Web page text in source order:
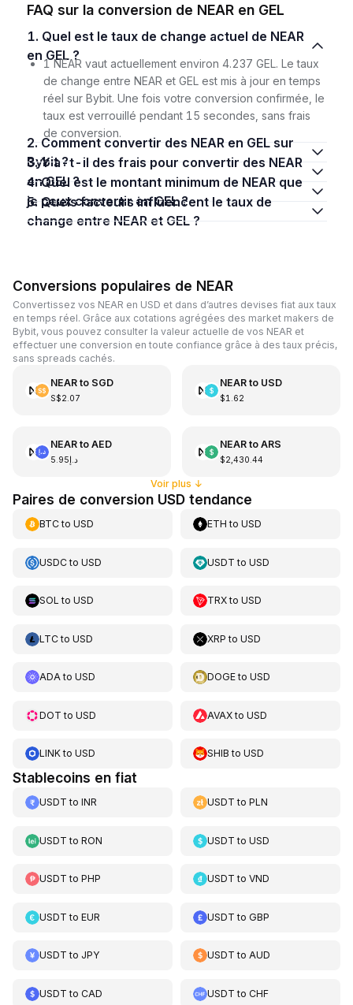
FAQ sur la conversion de NEAR en GEL
1. Quel est le taux de change actuel de NEAR
en GEL ?
1 NEAR vaut actuellement environ 4.237 GEL. Le taux
de change entre NEAR et GEL est mis à jour en temps
réel sur Bybit. Une fois votre conversion confirmée, le
taux est verrouillé pendant 15 secondes, sans frais
de conversion.
2. Comment convertir des NEAR en GEL sur
Bybit ?
3. Y a-t-il des frais pour convertir des NEAR
en GEL ?
4. Quel est le montant minimum de NEAR que
je peux convertir en GEL ?
5. Quels facteurs influencent le taux de
change entre NEAR et GEL ?
Conversions populaires de NEAR
Convertissez vos NEAR en USD et dans d’autres devises fiat aux taux
en temps réel. Grâce aux cotations agrégées des market makers de
Bybit, vous pouvez consulter la valeur actuelle de vos NEAR et
effectuer une conversion en toute confiance grâce à des taux précis,
sans spreads cachés.
NEARto SGD
S$2.07
NEARto USD
$1.62
NEARto AED
د.إ5.95
NEARto ARS
$2,430.44
Voir plus ↓
Paires de conversion USD tendance
BTCto USD ETH toUSD
USDCto USD USDT toUSD
SOL to USD TRXtoUSD
LTCto USD XRP toUSD
ADAto USD DOGEtoUSD
DOT to USD AVAXtoUSD
LINKto USD SHIB toUSD
Stablecoins en fiat
USDT to INR USDT toPLN
USDT to RON USDT toUSD
USDT to PHP USDT toVND
USDT to EUR USDT toGBP
USDT to JPY USDT toAUD
USDT to CAD USDT toCHF